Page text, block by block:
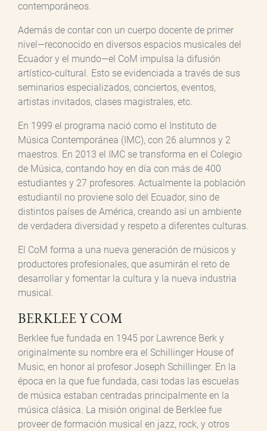
contemporáneos.
Además de contar con un cuerpo docente de primer
nivel—reconocido en diversos espacios musicales del
Ecuador y el mundo—el CoM impulsa la difusión
artístico-cultural. Esto se evidenciada a través de sus
seminarios especializados, conciertos, eventos,
artistas invitados, clases magistrales, etc.
En 1999 el programa nació como el Instituto de
Música Contemporánea (IMC), con 26 alumnos y 2
maestros. En 2013 el IMC se transforma en el Colegio
de Música, contando hoy en día con más de 400
estudiantes y 27 profesores. Actualmente la población
estudiantil no proviene solo del Ecuador, sino de
distintos países de América, creando así un ambiente
de verdadera diversidad y respeto a diferentes culturas.
El CoM forma a una nueva generación de músicos y
productores profesionales, que asumirán el reto de
desarrollar y fomentar la cultura y la nueva industria
musical.
BERKLEE Y COM
Berklee fue fundada en 1945 por Lawrence Berk y
originalmente su nombre era el Schillinger House of
Music, en honor al profesor Joseph Schillinger. En la
época en la que fue fundada, casi todas las escuelas
de música estaban centradas principalmente en la
música clásica. La misión original de Berklee fue
proveer de formación musical en jazz, rock, y otros